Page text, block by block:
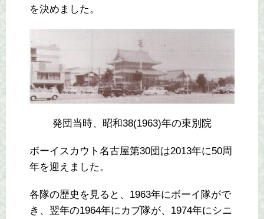
を決めました。
発団当時、昭和38(1963)年の東別院
ボーイスカウト名古屋第30団は2013年に50周
年を迎えました。
各隊の歴史を見ると、1963年にボーイ隊がで
き、翌年の1964年にカブ隊が、1974年にシニ